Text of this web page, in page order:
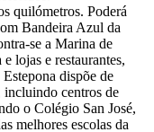
quilómetros. Poderá
Bandeira Azul da
se a Marina de
lojas e restaurantes,
dispõe de
incluindo centros de
o Colégio San José,
melhores escolas da